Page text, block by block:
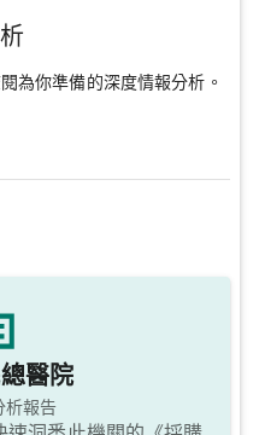
為你準備的深度情報分析。
醫院
析報告